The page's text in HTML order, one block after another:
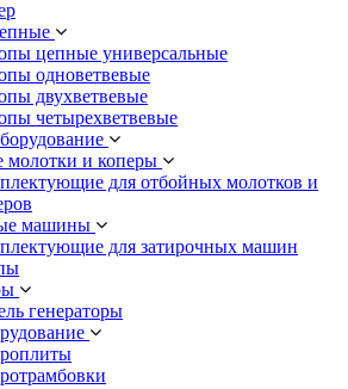
цепные универсальные
одноветвевые
двухветвевые
четырехветвевые
молотки и коперы
для отбойных молотков и
машины
для затирочных машин
генераторы